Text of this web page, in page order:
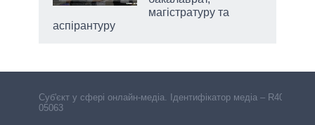
магістратуру та
аспірантуру
Cуб'єкт у сфері онлайн-медіа. Ідентифікатор медіа – R40-
05063